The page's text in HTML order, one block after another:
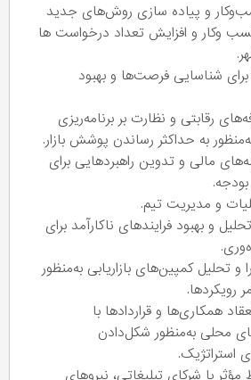
و پیاده‌ سازی روش‌های جدید
وکار و افزایش تعداد درخواست ها
برای شناسایی فرصت‌ها و بهبود
رقابتی و نظارت بر برنامه‌ریزی
به حداکثر رساندن پوشش بازار.
مالی و تدوین راهبردهایی برای
و مدیریت تیم.
و بهبود فرایندهای ناکارآمد برای
و تحلیل کمپین‌های بازاریابی به‌منظور
رویکردها.
همکاری‌ها و قراردادها با
محلی به‌منظور شکل‌دادن
استراتژیک.
مؤثر با شرکای تبلیغاتی، نیروهای